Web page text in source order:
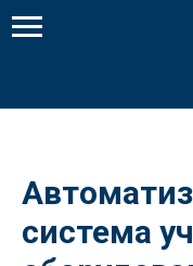
система